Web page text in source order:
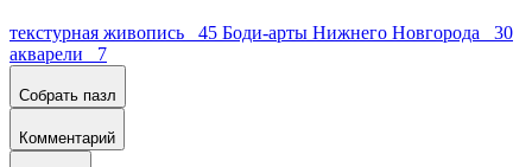
текстурная живопись 45 Боди-арты Нижнего Новгорода 30
акварели 7
Собрать пазл
Комментарий